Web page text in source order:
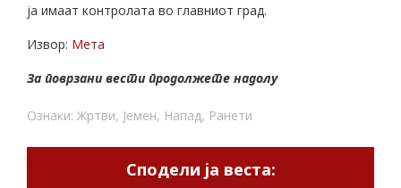
ја имаат контролата во главниот град.
Извор: Мета
За поврзани вести продолжете надолу
Ознаки: Жртви, Јемен, Напад, Ранети
Сподели ја веста: